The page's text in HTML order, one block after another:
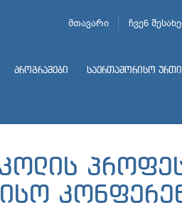
მთავარი ჩვენ
პროგრამები საერთაშორისო